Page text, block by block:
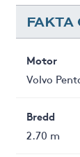
Motor
Volvo
Bredd
2.70 m